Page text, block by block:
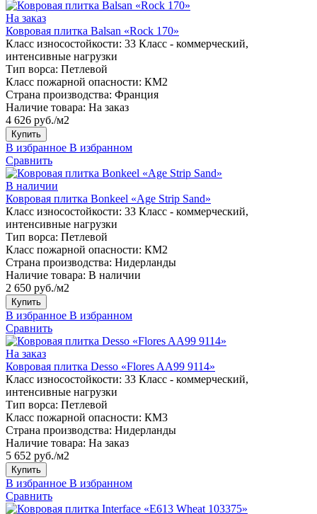
На заказ
Ковровая плитка Balsan «Rock 170»
Класс износостойкости: 33 Класс - коммерческий,
интенсивные нагрузки
Тип ворса: Петлевой
Класс пожарной опасности: КМ2
Страна производства: Франция
Наличие товара: На заказ
4 626 руб./м2
Купить
В избранное В избранном
Сравнить
В наличии
Ковровая плитка Bonkeel «Age Strip Sand»
Класс износостойкости: 33 Класс - коммерческий,
интенсивные нагрузки
Тип ворса: Петлевой
Класс пожарной опасности: КМ2
Страна производства: Нидерланды
Наличие товара: В наличии
2 650 руб./м2
Купить
В избранное В избранном
Сравнить
На заказ
Ковровая плитка Desso «Flores AA99 9114»
Класс износостойкости: 33 Класс - коммерческий,
интенсивные нагрузки
Тип ворса: Петлевой
Класс пожарной опасности: КМ3
Страна производства: Нидерланды
Наличие товара: На заказ
5 652 руб./м2
Купить
В избранное В избранном
Сравнить